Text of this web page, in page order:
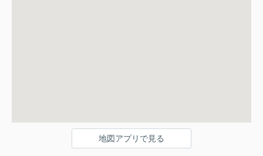
地図アプリで見る